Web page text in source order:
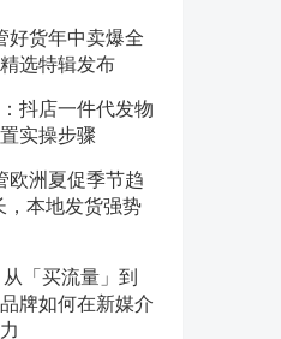
好货年中卖爆全
选特辑发布
抖店一件代发物
实操步骤
欧洲夏促季节趋
，本地发货强势
「买流量」到
牌如何在新媒介